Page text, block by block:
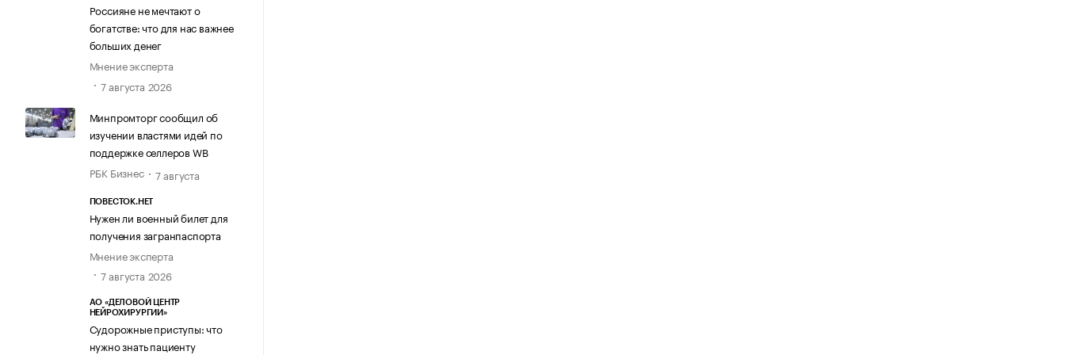
Россияне не мечтают о
богатстве: что для нас важнее
больших денег
Мнение эксперта
7 августа 2026
Минпромторг сообщил об
изучении властями идей по
поддержке селлеров WB
РБК Бизнес
7 августа
ПОВЕСТОК.НЕТ
Нужен ли военный билет для
получения загранпаспорта
Мнение эксперта
7 августа 2026
АО «ДЕЛОВОЙ ЦЕНТР
НЕЙРОХИРУРГИИ»
Судорожные приступы: что
нужно знать пациенту